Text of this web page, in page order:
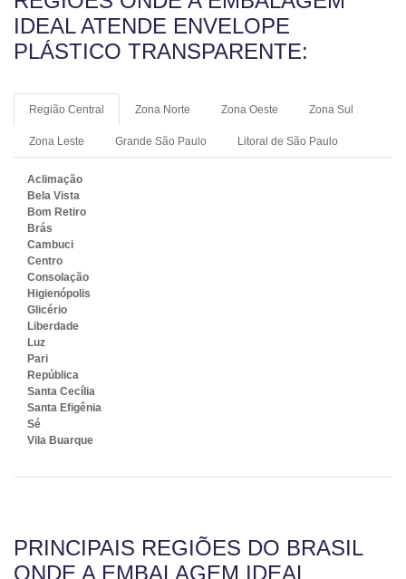
IDEAL ATENDE ENVELOPE
PLÁSTICO TRANSPARENTE:
Região Central Zona Norte Zona Oeste Zona Sul
Zona Leste Grande São Paulo Litoral de São Paulo
Aclimação
Bela Vista
Bom Retiro
Brás
Cambuci
Centro
Consolação
Higienópolis
Glicério
Liberdade
Luz
Pari
República
Santa Cecília
Santa Efigênia
Sé
Vila Buarque
PRINCIPAIS REGIÕES DO BRASIL
ONDE A EMBALAGEM IDEAL